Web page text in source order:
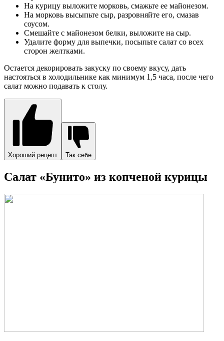
На курицу выложите морковь, смажьте ее майонезом.
На морковь высыпьте сыр, разровняйте его, смазав
соусом.
Смешайте с майонезом белки, выложите на сыр.
Удалите форму для выпечки, посыпьте салат со всех
сторон желтками.
Остается декорировать закуску по своему вкусу, дать
настояться в холодильнике как минимум 1,5 часа, после чего
салат можно подавать к столу.
Хороший рецепт Так себе
Салат «Бунито» из копченой курицы